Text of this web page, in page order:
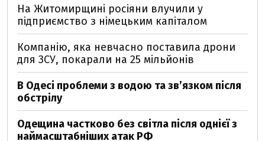
На Житомирщині росіяни влучили у
підприємство з німецьким капіталом
Компанію, яка невчасно поставила дрони
для ЗСУ, покарали на 25 мільйонів
В Одесі проблеми з водою та звʼязком після
обстрілу
Одещина частково без світла після однієї з
наймасштабніших атак РФ